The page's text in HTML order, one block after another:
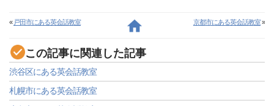
« 戸田市にある英会話教室 京都市にある英会話教室»
この記事に関連した記事
渋谷区にある英会話教室
札幌市にある英会話教室